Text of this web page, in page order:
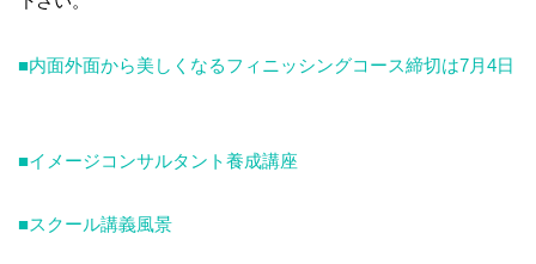
■内面外面から美しくなるフィニッシングコース締切は7月4日
■イメージコンサルタント養成講座
■スクール講義風景